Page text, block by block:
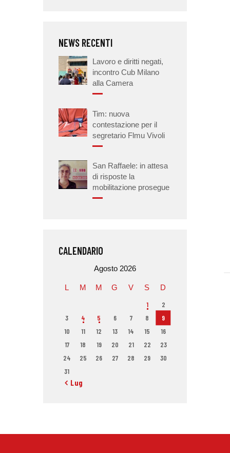
NEWS RECENTI
Lavoro e diritti negati,
incontro Cub Milano
alla Camera
Tim: nuova
contestazione per il
segretario Flmu Vivoli
San Raffaele: in attesa
di risposte la
mobilitazione prosegue
CALENDARIO
Agosto 2026
L M M G V S D
1
2
3
4 5 6 7 8
9
10
11 12 13 14 15
16
17
18 19 20 21 22
23
24
25 26 27 28 29
30
31
« Lug